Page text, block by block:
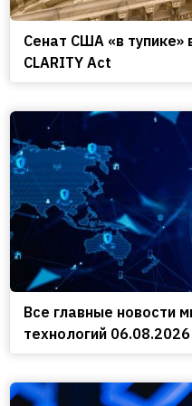
Сенат США «в тупике»
CLARITY Act
Все главные новости
технологий 06.08.2026